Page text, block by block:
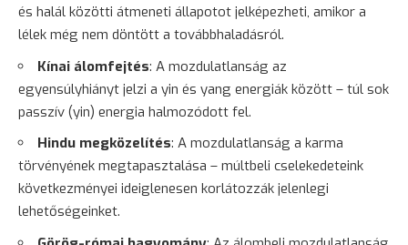
és halál közötti átmeneti állapotot jelképezheti, amikor a
lélek még nem döntött a továbbhaladásról.
Kínai álomfejtés: A mozdulatlanság az
egyensúlyhiányt jelzi a yin és yang energiák között – túl sok
passzív (yin) energia halmozódott fel.
Hindu megközelítés: A mozdulatlanság a karma
törvényének megtapasztalása – múltbeli cselekedeteink
következményei ideiglenesen korlátozzák jelenlegi
lehetőségeinket.